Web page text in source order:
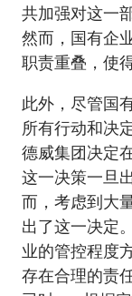
共加强对这一
然而，国有企
职责重叠，使
此外，尽管国
所有行动和决
德威集团决定
这一决策一旦
而，考虑到大
出了这一决定
业的管控程度
存在合理的责